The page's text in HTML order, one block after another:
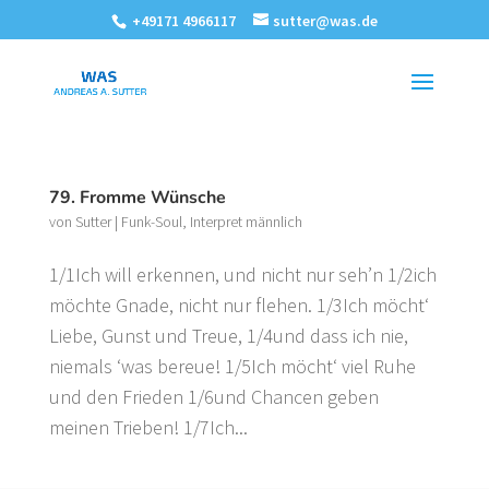
+49171 4966117 sutter@was.de
79. Fromme Wünsche
von Sutter| Funk-Soul, Interpret männlich
1/1Ich will erkennen, und nicht nur seh’n 1/2ich
möchte Gnade, nicht nur flehen. 1/3Ich möcht‘
Liebe, Gunst und Treue, 1/4und dass ich nie,
niemals ‘was bereue! 1/5Ich möcht‘ viel Ruhe
und den Frieden 1/6und Chancen geben
meinen Trieben! 1/7Ich...